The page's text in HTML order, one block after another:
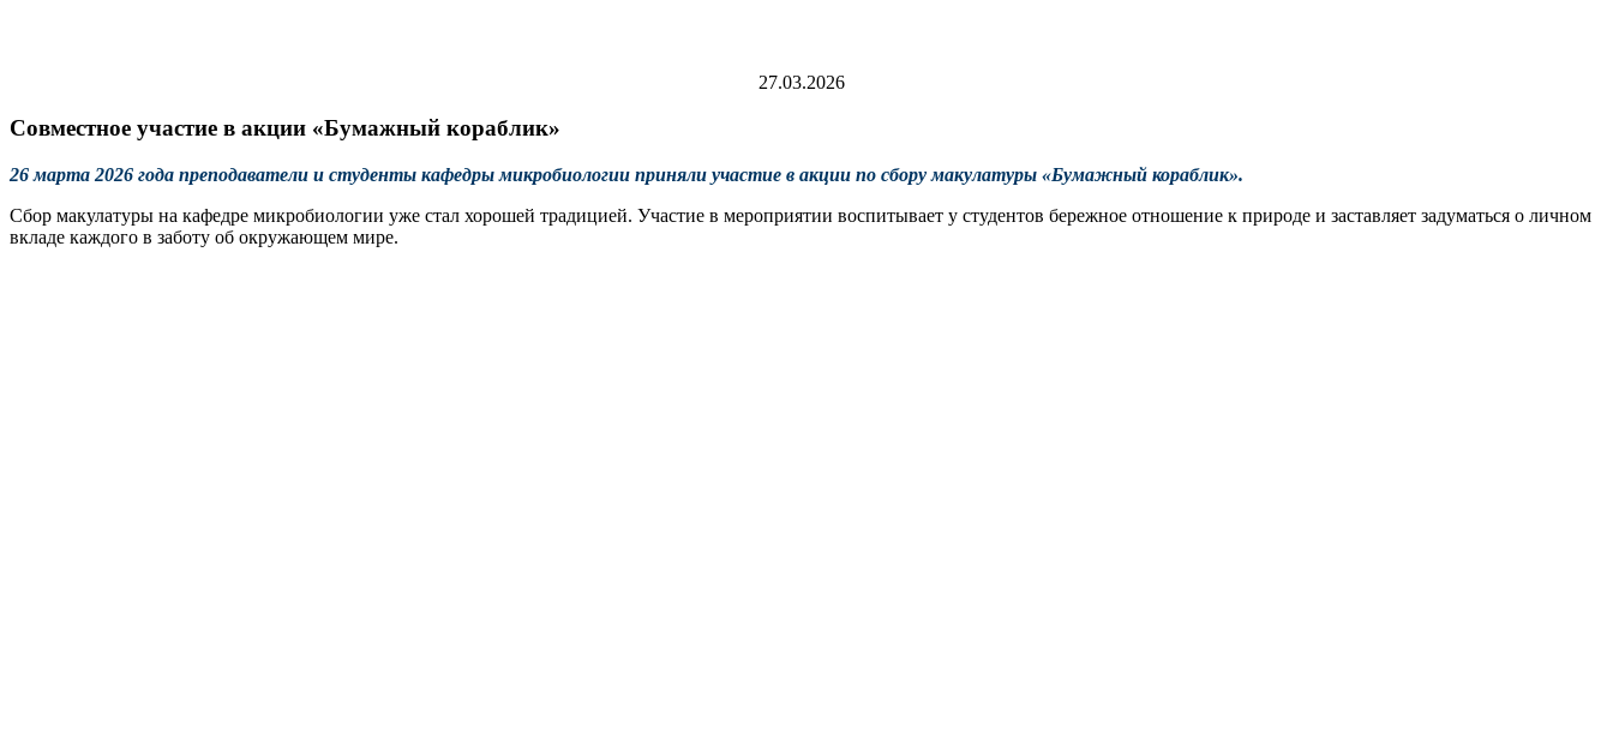
27.03.2026
Совместное участие в акции «Бумажный кораблик»
26 марта 2026 года преподаватели и студенты кафедры микробиологии приняли участие в акции по сбору макулатуры «Бумажный кораблик».
Сбор макулатуры на кафедре микробиологии уже стал хорошей традицией. Участие в мероприятии воспитывает у студентов бережное отношение к природе и заставляет задуматься о личном
вкладе каждого в заботу об окружающем мире.